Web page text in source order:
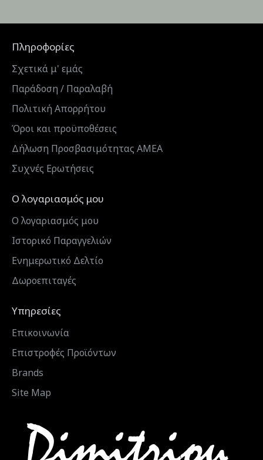
Πληροφορίες
Σχετικά μ' εμάς
Παράδοση / Παραλαβή
Πολιτική Απορρήτου
Όροι και προϋποθέσεις
Δήλωση Προσβασιμότητας ΑΜΕΑ
Συχνές Ερωτήσεις
Ο λογαριασμός μου
Ο λογαριασμός μου
Ιστορικό Παραγγελιών
Ενημερωτικό Δελτίο
Δωροεπιταγές
Υπηρεσίες
Επικοινωνία
Επιστροφές Προϊόντων
Brands
Site Map